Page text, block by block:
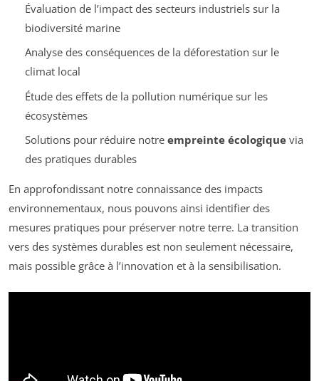
Évaluation de l’impact des secteurs industriels sur la
biodiversité marine
Analyse des conséquences de la déforestation sur le
climat local
Étude des effets de la pollution numérique sur les
écosystèmes
Solutions pour réduire notre empreinte écologiquevia
des pratiques durables
En approfondissant notre connaissance des impacts
environnementaux, nous pouvons ainsi identifier des
mesures pratiques pour préserver notre terre. La transition
vers des systèmes durables est non seulement nécessaire,
mais possible grâce à l’innovation et à la sensibilisation.